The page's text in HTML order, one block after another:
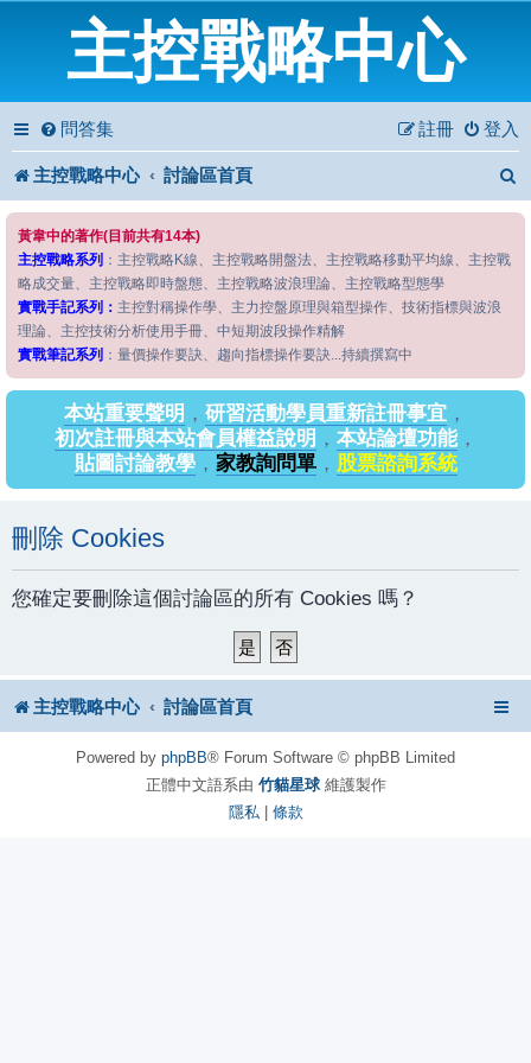
主控戰略中心
問答集 登入
註冊
主控戰略中心 討論區首頁
黃韋中的著作(目前共有14本)
主控戰略系列 ：主控戰略K線、主控戰略開盤法、主控戰略移動平均線、主控戰
略成交量、主控戰略即時盤態、主控戰略波浪理論、主控戰略型態學
實戰手記系列： 主控對稱操作學、主力控盤原理與箱型操作、技術指標與波浪
理論、主控技術分析使用手冊、中短期波段操作精解
實戰筆記系列 ：量價操作要訣、趨向指標操作要訣...持續撰寫中
本站重要聲明 ， 研習活動學員重新註冊事宜 ，
初次註冊與本站會員權益說明 ， 本站論壇功能，
貼圖討論教學， 家教詢問單， 股票諮詢系統
刪除 Cookies
您確定要刪除這個討論區的所有 Cookies 嗎？
主控戰略中心 討論區首頁
Powered by phpBB® Forum Software © phpBB Limited
正體中文語系由 竹貓星球維護製作
隱私| 條款